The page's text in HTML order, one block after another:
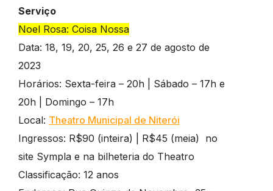
Serviço
Noel Rosa: Coisa Nossa
Data: 18, 19, 20, 25, 26 e 27 de agosto de
2023
Horários: Sexta-feira – 20h | Sábado – 17h e
20h | Domingo – 17h
Local: Theatro Municipal de Niterói
Ingressos: R$90 (inteira) | R$45 (meia) no
site Sympla e na bilheteria do Theatro
Classificação: 12 anos